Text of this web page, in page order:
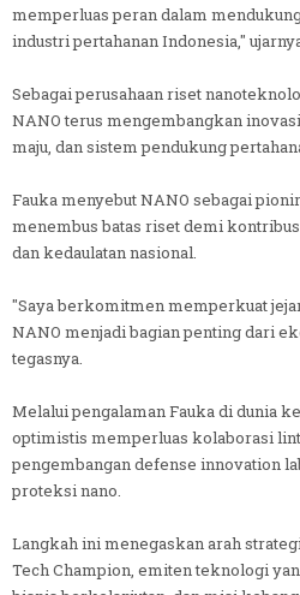
memperluas peran dalam
industri pertahanan Indonesia,"
Sebagai perusahaan riset
NANO terus mengembangkan
maju, dan sistem pendukung
Fauka menyebut NANO sebagai
menembus batas riset demi
dan kedaulatan nasional.
"Saya berkomitmen memperkuat
NANO menjadi bagian penting dari
tegasnya.
Melalui pengalaman Fauka di dunia
optimistis memperluas kolaborasi
pengembangan defense innovation
proteksi nano.
Langkah ini menegaskan arah
Tech Champion, emiten teknologi